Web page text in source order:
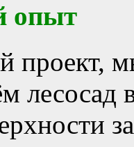
опыт
проект,
лесосад